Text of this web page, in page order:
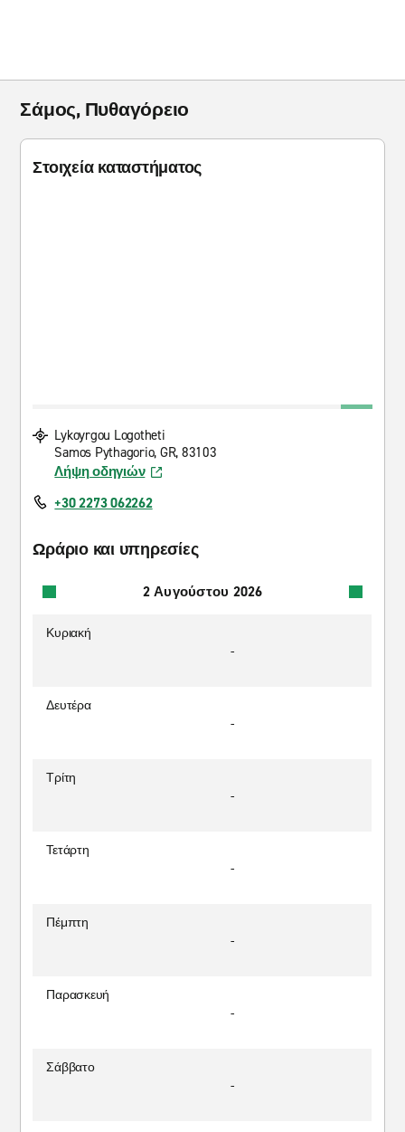
Σάμος, Πυθαγόρειο
Στοιχεία καταστήματος
Lykoyrgou Logotheti
Samos Pythagorio, GR, 83103
Λήψη οδηγιών
+30 2273 062262
Ωράριο και υπηρεσίες
2 Αυγούστου 2026
Κυριακή
-
Δευτέρα
-
Τρίτη
-
Τετάρτη
-
Πέμπτη
-
Παρασκευή
-
Σάββατο
-